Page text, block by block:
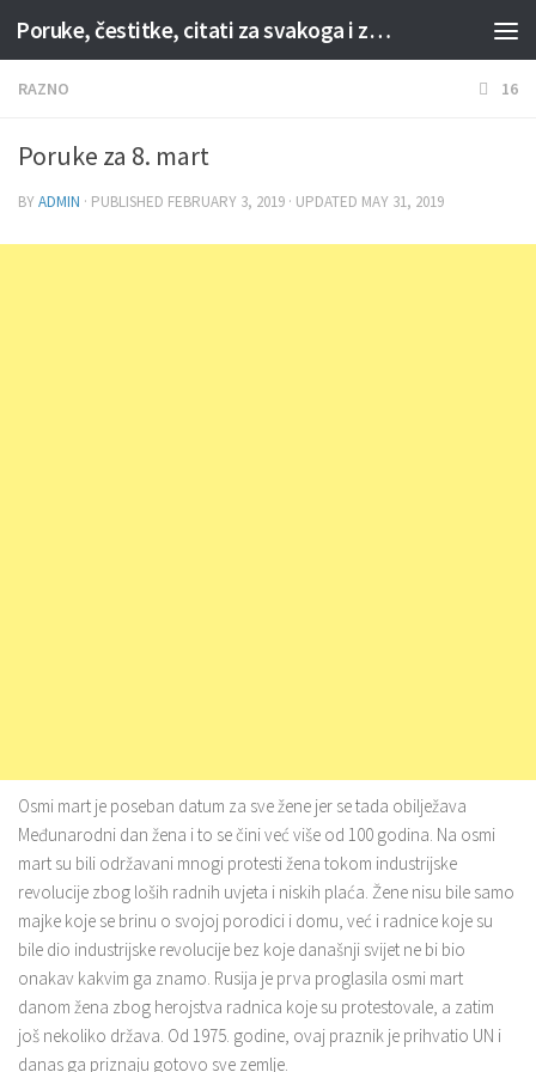
Skip to content Poruke, čestitke, citati za svakoga i za svaku priliku
RAZNO 16
Poruke za 8. mart
BYADMIN · PUBLISHED FEBRUARY 3, 2019 · UPDATED MAY 31, 2019
Osmi mart je poseban datum za sve žene jer se tada obilježava
Međunarodni dan žena i to se čini već više od 100 godina. Na osmi
mart su bili održavani mnogi protesti žena tokom industrijske
revolucije zbog loših radnih uvjeta i niskih plaća. Žene nisu bile samo
majke koje se brinu o svojoj porodici i domu, već i radnice koje su
bile dio industrijske revolucije bez koje današnji svijet ne bi bio
onakav kakvim ga znamo. Rusija je prva proglasila osmi mart
danom žena zbog herojstva radnica koje su protestovale, a zatim
još nekoliko država. Od 1975. godine, ovaj praznik je prihvatio UN i
danas ga priznaju gotovo sve zemlje.